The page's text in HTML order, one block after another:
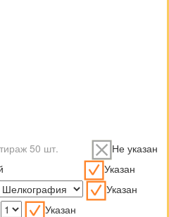
Не указан
Указан
Указан
Указан